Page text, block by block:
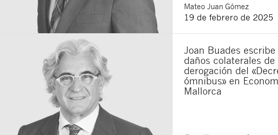
Mateo Juan Gómez
19 de febrero de 2025
Joan Buades
daños colaterales de
derogación del
ómnibus» en
Mallorca